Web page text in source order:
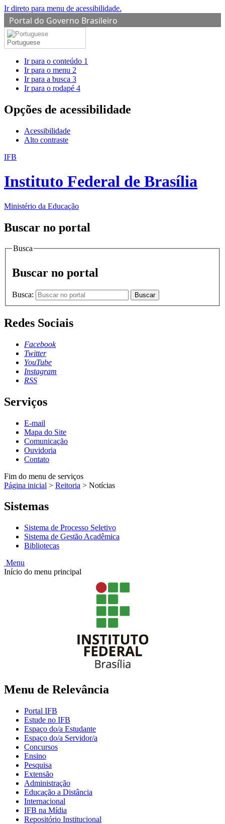
Ir direto para menu de acessibilidade.
Portal do Governo Brasileiro
Portuguese
Ir para o conteúdo 1
Ir para o menu 2
Ir para a busca 3
Ir para o rodapé 4
Opções de acessibilidade
Acessibilidade
Alto contraste
IFB
Instituto Federal de Brasília
Ministério da Educação
Buscar no portal
Busca
Buscar no portal
Busca: Buscar
Redes Sociais
Facebook
Twitter
YouTube
Instagram
RSS
Serviços
E-mail
Mapa do Site
Comunicação
Ouvidoria
Contato
Fim do menu de serviços
Página inicial > Reitoria > Notícias
Sistemas
Sistema de Processo Seletivo
Sistema de Gestão Acadêmica
Bibliotecas
Menu
Início do menu principal
Menu de Relevância
Portal IFB
Estude no IFB
Espaço do/a Estudante
Espaço do/a Servidor/a
Concursos
Ensino
Pesquisa
Extensão
Administração
Educação a Distância
Internacional
IFB na Mídia
Repositório Institucional